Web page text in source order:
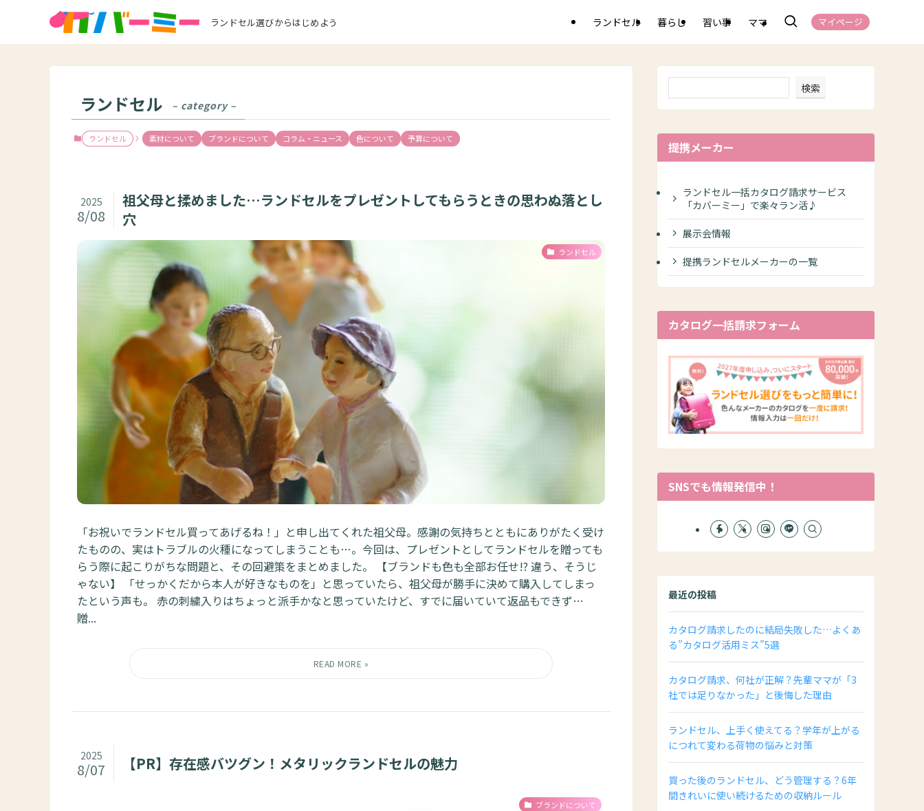
ランドセル選びからはじめよう ランドセル 暮らし 習い事 ママ マイページ
ランドセル – category –
ランドセル 素材について ブランドについて コラム・ニュース 色について 予算について
祖父母と揉めました…ランドセルをプレゼントしてもらうときの思わぬ落とし
穴
2025
8/08
ランドセル
「お祝いでランドセル買ってあげるね！」と申し出てくれた祖父母。感謝の気持ちとともにありがたく受け
たものの、実はトラブルの火種になってしまうことも…。今回は、プレゼントとしてランドセルを贈っても
らう際に起こりがちな問題と、その回避策をまとめました。 【ブランドも色も全部お任せ!? 違う、そうじ
ゃない】 「せっかくだから本人が好きなものを」と思っていたら、祖父母が勝手に決めて購入してしまっ
たという声も。 赤の刺繍入りはちょっと派手かなと思っていたけど、すでに届いていて返品もできず…
贈...
【PR】存在感バツグン！メタリックランドセルの魅力
2025
8/07
ブランドについて
検索
提携メーカー
ランドセル一括カタログ請求サービス
「カバーミー」で楽々ラン活♪
展示会情報
提携ランドセルメーカーの一覧
カタログ一括請求フォーム
SNSでも情報発信中！
最近の投稿
カタログ請求したのに結局失敗した…よくあ
る”カタログ活用ミス”5選
カタログ請求、何社が正解？先輩ママが「3
社では足りなかった」と後悔した理由
ランドセル、上手く使えてる？学年が上がる
につれて変わる荷物の悩みと対策
買った後のランドセル、どう管理する？6年
間きれいに使い続けるための収納ルール